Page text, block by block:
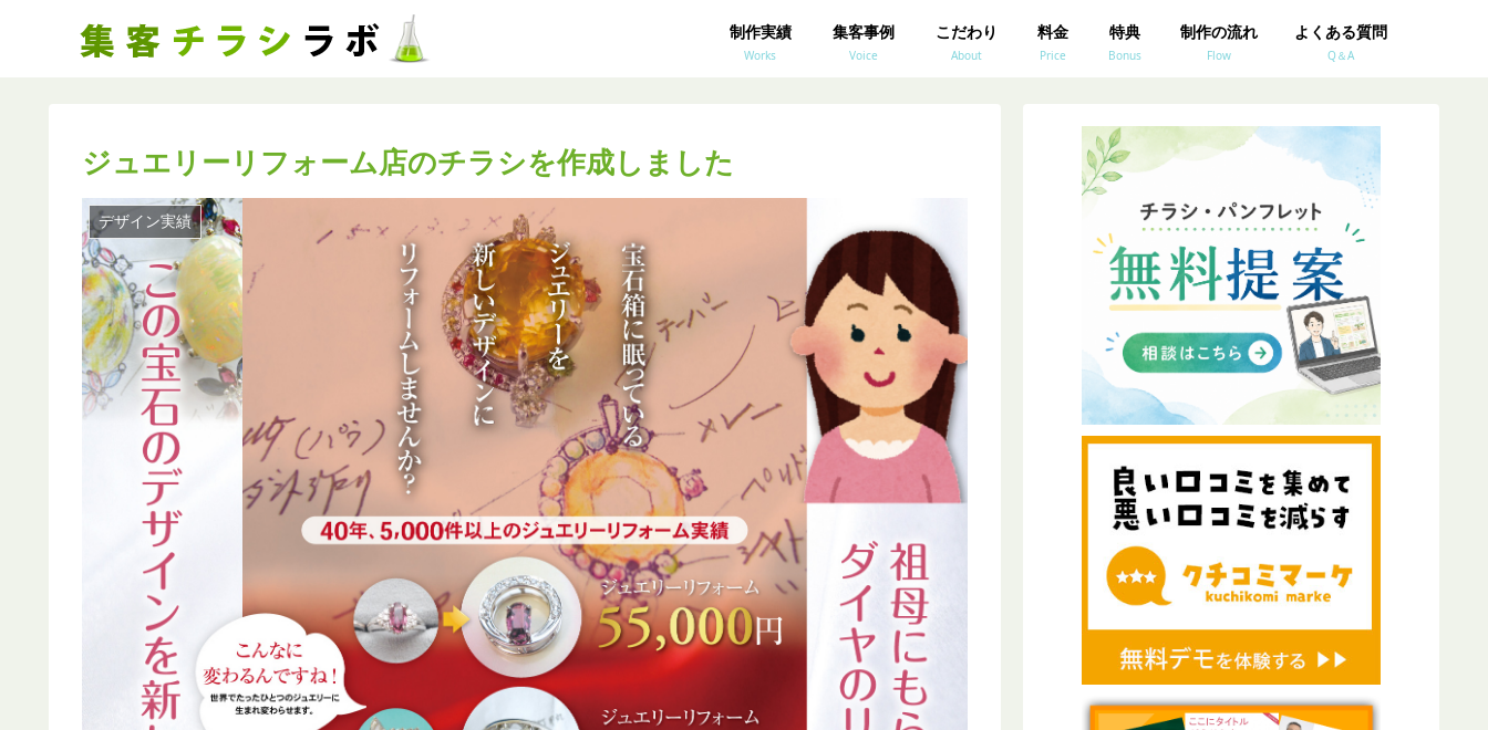
制作実績
Works
集客事例
Voice
こだわり
About
料金
Price
特典
Bonus
制作の流れ
Flow
よくある質問
Q＆A
ジュエリーリフォーム店のチラシを作成しました
デザイン実績